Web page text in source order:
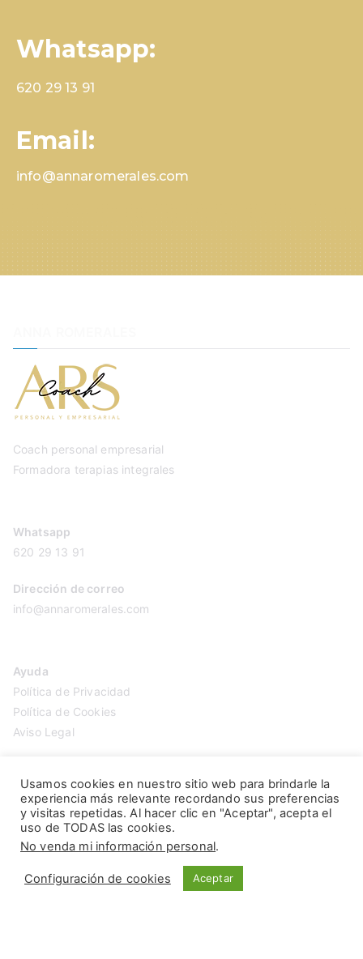
Whatsapp:
620 29 13 91
Email:
info@annaromerales.com
Coach personal empresarial
Formadora terapias integrales
Whatsapp
620 29 13 91
Dirección de correo
info@annaromerales.com
Ayuda
Política de Privacidad
Política de Cookies
Aviso Legal
Usamos cookies en nuestro sitio web para brindarle la
experiencia más relevante recordando sus preferencias
y visitas repetidas. Al hacer clic en "Aceptar", acepta el
uso de TODAS las cookies.
No venda mi información personal.
Configuración de cookies Aceptar